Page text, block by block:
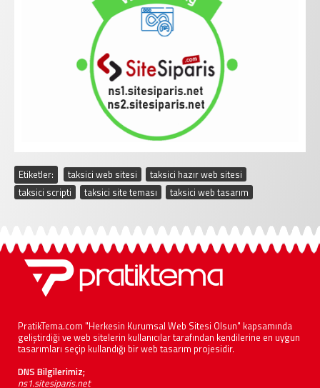
Etiketler: taksici web sitesi taksici hazır web sitesi
taksici scripti
taksici site teması taksici web tasarım
PratikTema.com "Herkesin Kurumsal Web Sitesi Olsun" kapsamında
geliştirdiği ve web sitelerin kullanıcılar tarafından kendilerine en uygun
tasarımları seçip kullandığı bir web tasarım projesidir.
DNS Bilgilerimiz;
ns1.sitesiparis.net